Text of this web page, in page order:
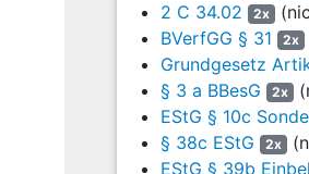
15
Das BVerfG hat
gerichtet, die
zum 31.12.1999
24.11.1998
2 C 34.02 2x
BVerfGG § 31
2x
Grundgesetz
§ 3 a BBesG 2x
EStG § 10c
§ 38c EStG 2x
EStG § 39b